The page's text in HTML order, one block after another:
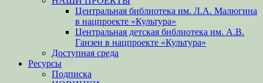
Центральная библиотека им. Л.А. Малюгина
в нацпроекте «Культура»
Центральная детская библиотека им. А.В.
Ганзен в нацпроекте «Культура»
Доступная среда
Ресурсы
Подписка